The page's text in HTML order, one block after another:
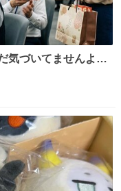
気づいてませんよ」